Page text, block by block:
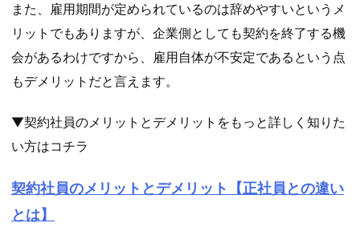
また、雇用期間が定められているのは辞めやすいというメ
リットでもありますが、企業側としても契約を終了する機
会があるわけですから、雇用自体が不安定であるという点
もデメリットだと言えます。
▼契約社員のメリットとデメリットをもっと詳しく知りた
い方はコチラ
契約社員のメリットとデメリット【正社員との違い
とは】